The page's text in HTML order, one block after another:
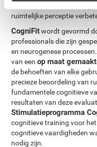
ruimtelijke perceptie
CogniFitwordt gevormd
professionals die zijn
en neurogenese
van eenop maat gemaakt
de behoeften van elke
precieze beoordeling van
fundamentele cognitieve
resultaten van deze
Stimulatieprogramma
cognitieve training voor
cognitieve vaardigheden
nodig zijn.